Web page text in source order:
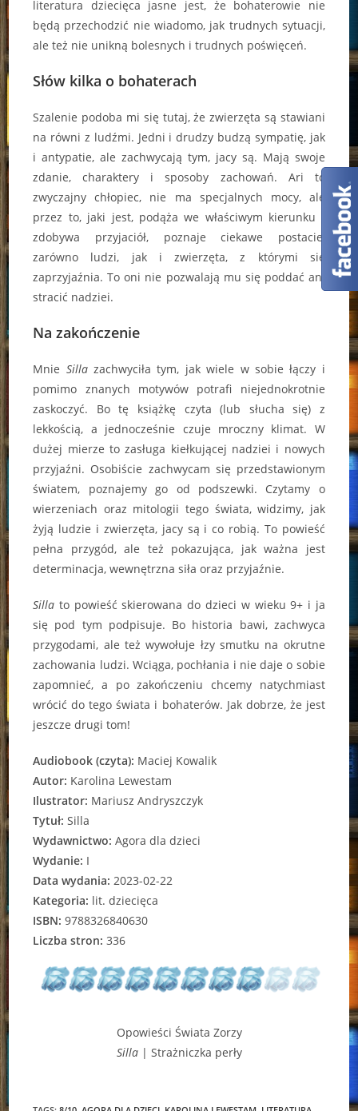
literatura dziecięca jasne jest, że bohaterowie nie
będą przechodzić nie wiadomo, jak trudnych sytuacji,
ale też nie unikną bolesnych i trudnych poświęceń.
Słów kilka o bohaterach
Szalenie podoba mi się tutaj, że zwierzęta są stawiani
na równi z ludźmi. Jedni i drudzy budzą sympatię, jak
i antypatie, ale zachwycają tym, jacy są. Mają swoje
zdanie, charaktery i sposoby zachowań. Ari to
zwyczajny chłopiec, nie ma specjalnych mocy, ale
przez to, jaki jest, podąża we właściwym kierunku i
zdobywa przyjaciół, poznaje ciekawe postacie,
zarówno ludzi, jak i zwierzęta, z którymi się
zaprzyjaźnia. To oni nie pozwalają mu się poddać ani
stracić nadziei.
Na zakończenie
Mnie Sillazachwyciła tym, jak wiele w sobie łączy i
pomimo znanych motywów potrafi niejednokrotnie
zaskoczyć. Bo tę książkę czyta (lub słucha się) z
lekkością, a jednocześnie czuje mroczny klimat. W
dużej mierze to zasługa kiełkującej nadziei i nowych
przyjaźni. Osobiście zachwycam się przedstawionym
światem, poznajemy go od podszewki. Czytamy o
wierzeniach oraz mitologii tego świata, widzimy, jak
żyją ludzie i zwierzęta, jacy są i co robią. To powieść
pełna przygód, ale też pokazująca, jak ważna jest
determinacja, wewnętrzna siła oraz przyjaźnie.
Silla to powieść skierowana do dzieci w wieku 9+ i ja
się pod tym podpisuje. Bo historia bawi, zachwyca
przygodami, ale też wywołuje łzy smutku na okrutne
zachowania ludzi. Wciąga, pochłania i nie daje o sobie
zapomnieć, a po zakończeniu chcemy natychmiast
wrócić do tego świata i bohaterów. Jak dobrze, że jest
jeszcze drugi tom!
Audiobook (czyta): Maciej Kowalik
Autor: Karolina Lewestam
Ilustrator: Mariusz Andryszczyk
Tytuł: Silla
Wydawnictwo: Agora dla dzieci
Wydanie: I
Data wydania: 2023-02-22
Kategoria: lit. dziecięca
ISBN: 9788326840630
Liczba stron: 336
Opowieści Świata Zorzy
Silla| Strażniczka perły